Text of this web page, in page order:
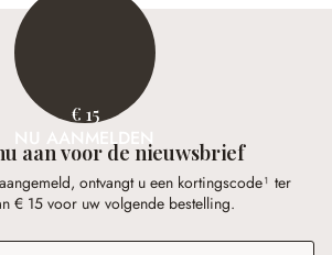
€ 15
NU AANMELDEN
aan voor de nieuwsbrief
ontvangt u een kortingscode¹ ter
€ 15 voor uw volgende bestelling.